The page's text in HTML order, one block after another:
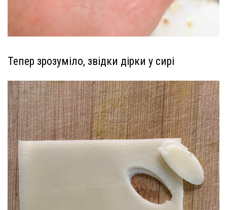
Тепер зрозуміло, звідки дірки у сирі